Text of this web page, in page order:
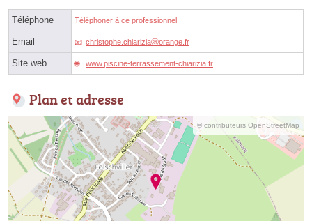
Téléphone Téléphoner à ce professionnel
Email christophe.chiariziaⓐorange.fr
Site web www.piscine-terrassement-chiarizia.fr
Plan et adresse
© contributeurs OpenStreetMap